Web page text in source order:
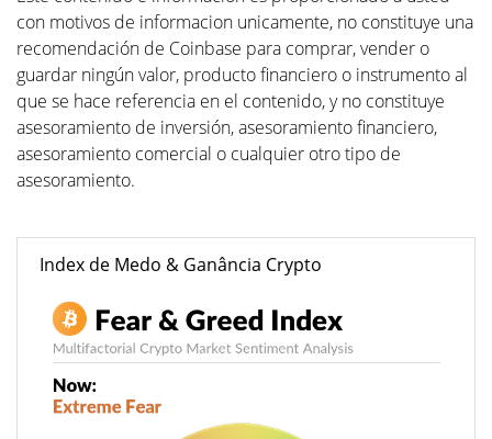
con motivos de informacion unicamente, no constituye una
recomendación de Coinbase para comprar, vender o
guardar ningún valor, producto financiero o instrumento al
que se hace referencia en el contenido, y no constituye
asesoramiento de inversión, asesoramiento financiero,
asesoramiento comercial o cualquier otro tipo de
asesoramiento.
Index de Medo & Ganância Crypto